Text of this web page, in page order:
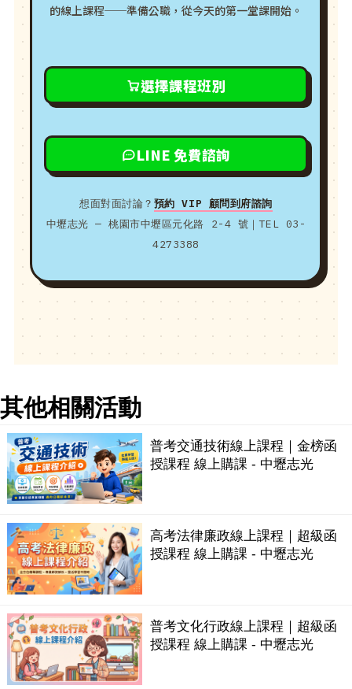
的線上課程──準備公職，從今天的第一堂課開始。
選擇課程班別
LINE 免費諮詢
想面對面討論？ 預約 VIP 顧問到府諮詢
中壢志光 — 桃園市中壢區元化路 2-4 號｜TEL 03-
4273388
其他相關活動
普考交通技術線上課程｜金榜函
授課程 線上購課 - 中壢志光
高考法律廉政線上課程｜超級函
授課程 線上購課 - 中壢志光
普考文化行政線上課程｜超級函
授課程 線上購課 - 中壢志光